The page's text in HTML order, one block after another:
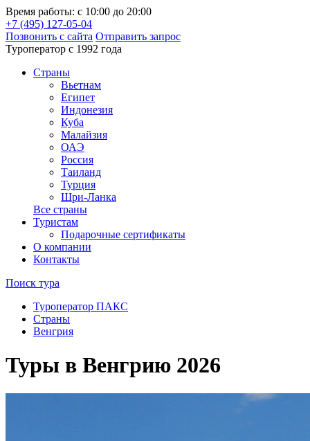
Время работы: с 10:00 до 20:00
+7 (495) 127-05-04
Позвонить с сайта Отправить запрос
Туроператор с 1992 года
Cтраны
Вьетнам
Египет
Индонезия
Куба
Малайзия
ОАЭ
Россия
Таиланд
Турция
Шри-Ланка
Все страны
Туристам
Подарочные сертификаты
О компании
Контакты
Поиск тура
Туроператор ПАКС
Cтраны
Венгрия
Туры в Венгрию 2026